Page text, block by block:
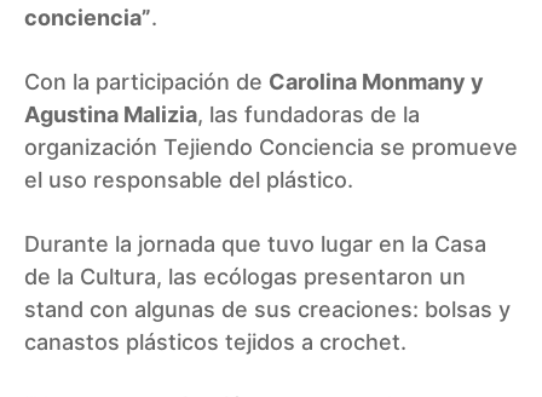
conciencia”.
Con la participación de Carolina Monmany y
Agustina Malizia, las fundadoras de la
organización Tejiendo Conciencia se promueve
el uso responsable del plástico.
Durante la jornada que tuvo lugar en la Casa
de la Cultura, las ecólogas presentaron un
stand con algunas de sus creaciones: bolsas y
canastos plásticos tejidos a crochet.